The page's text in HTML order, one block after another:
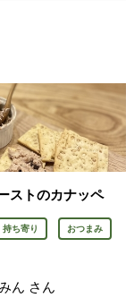
ストのカナッペ
持ち寄り おつまみ
ん さん